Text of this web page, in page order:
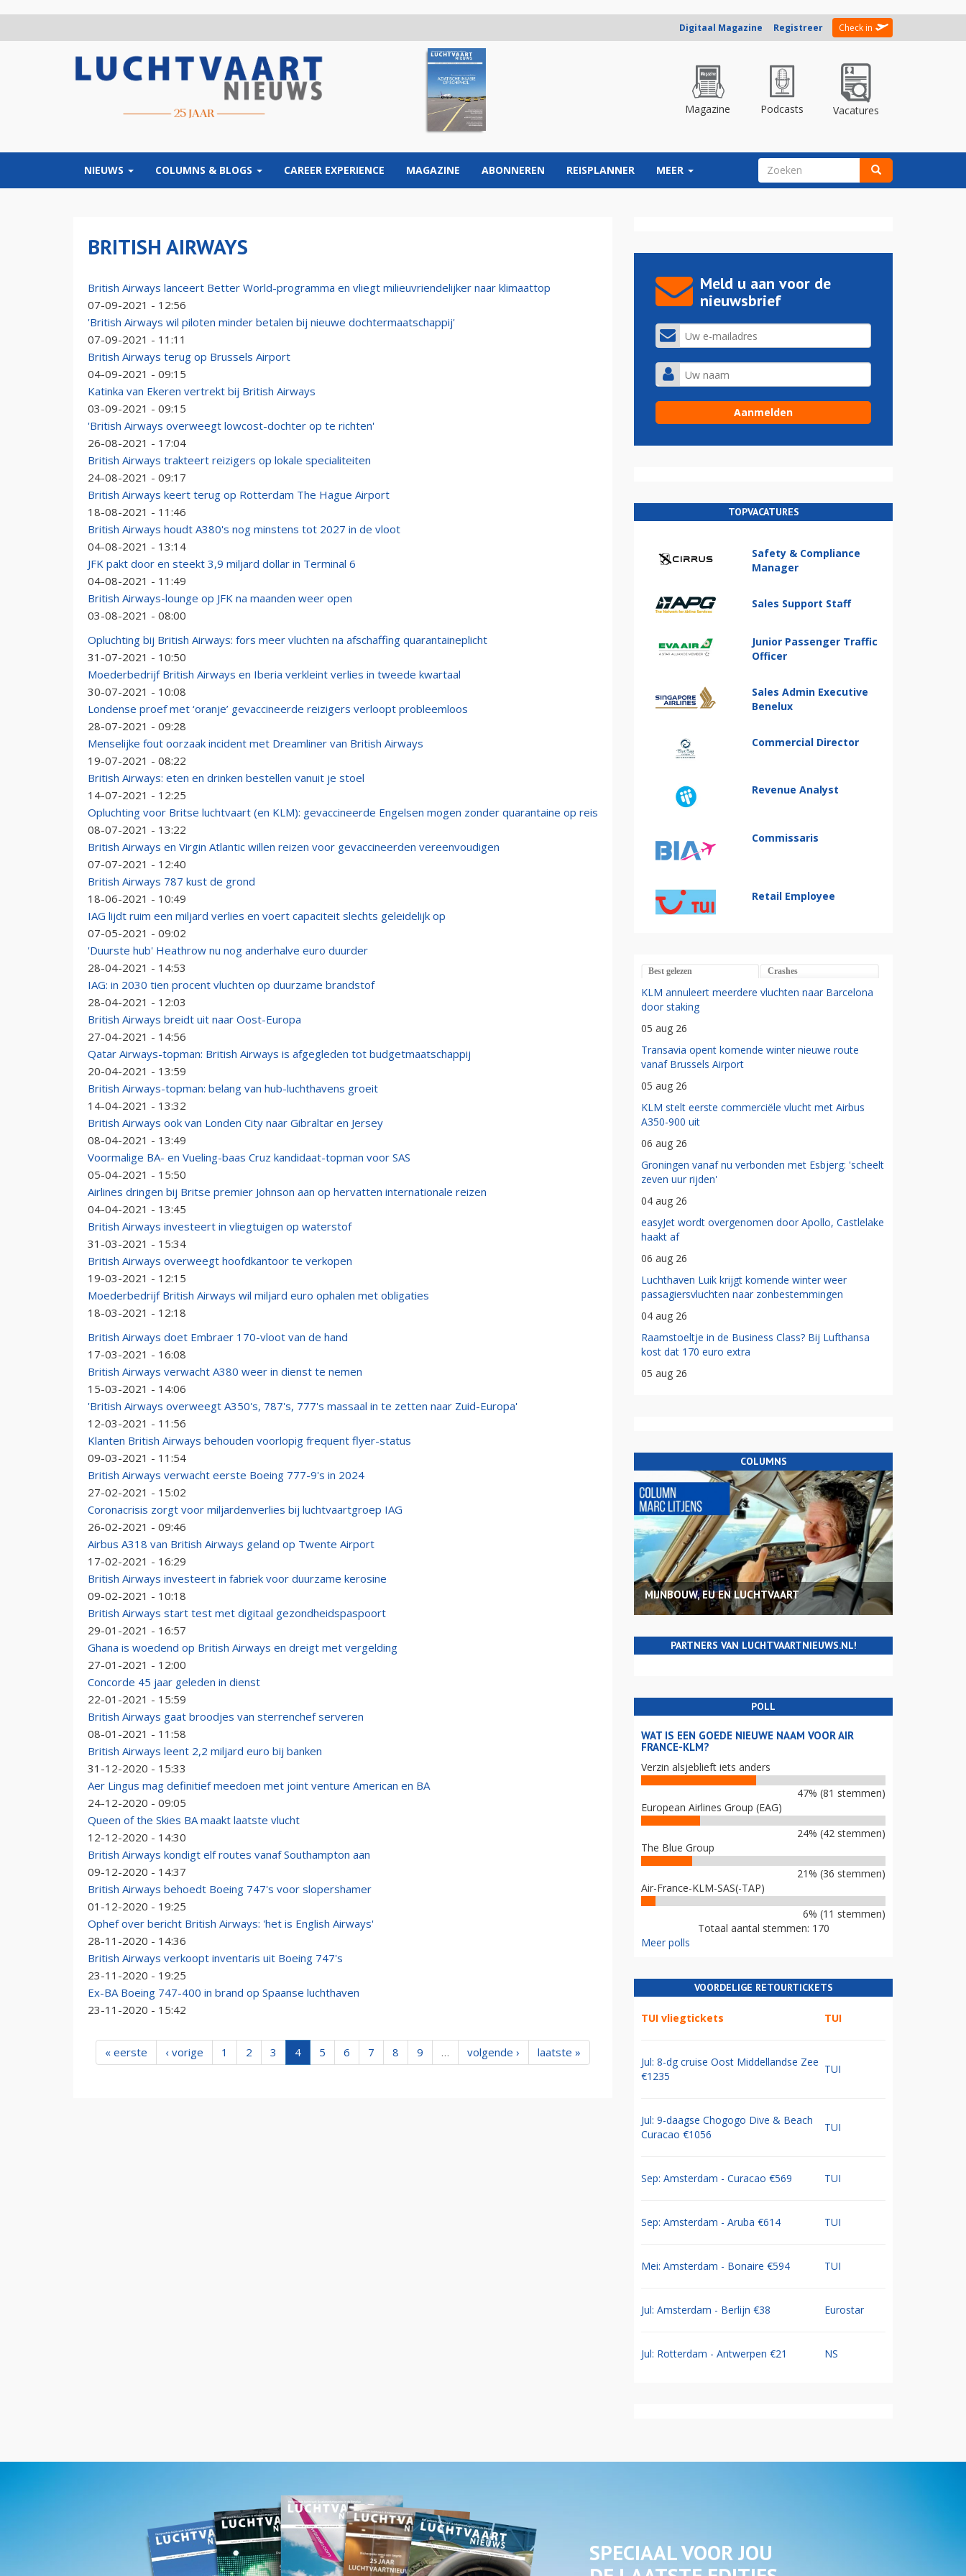
Digitaal Magazine Registreer Check in
Magazine Podcasts Vacatures
NIEUWS COLUMNS & BLOGS CAREER EXPERIENCE MAGAZINE ABONNEREN REISPLANNER MEER ZOEKVELD
BRITISH AIRWAYS
British Airways lanceert Better World-programma en vliegt milieuvriendelijker naar klimaattop
07-09-2021 - 12:56
'British Airways wil piloten minder betalen bij nieuwe dochtermaatschappij'
07-09-2021 - 11:11
British Airways terug op Brussels Airport
04-09-2021 - 09:15
Katinka van Ekeren vertrekt bij British Airways
03-09-2021 - 09:15
'British Airways overweegt lowcost-dochter op te richten'
26-08-2021 - 17:04
British Airways trakteert reizigers op lokale specialiteiten
24-08-2021 - 09:17
British Airways keert terug op Rotterdam The Hague Airport
18-08-2021 - 11:46
British Airways houdt A380's nog minstens tot 2027 in de vloot
04-08-2021 - 13:14
JFK pakt door en steekt 3,9 miljard dollar in Terminal 6
04-08-2021 - 11:49
British Airways-lounge op JFK na maanden weer open
03-08-2021 - 08:00
Opluchting bij British Airways: fors meer vluchten na afschaffing quarantaineplicht
31-07-2021 - 10:50
Moederbedrijf British Airways en Iberia verkleint verlies in tweede kwartaal
30-07-2021 - 10:08
Londense proef met ‘oranje’ gevaccineerde reizigers verloopt probleemloos
28-07-2021 - 09:28
Menselijke fout oorzaak incident met Dreamliner van British Airways
19-07-2021 - 08:22
British Airways: eten en drinken bestellen vanuit je stoel
14-07-2021 - 12:25
Opluchting voor Britse luchtvaart (en KLM): gevaccineerde Engelsen mogen zonder quarantaine op reis
08-07-2021 - 13:22
British Airways en Virgin Atlantic willen reizen voor gevaccineerden vereenvoudigen
07-07-2021 - 12:40
British Airways 787 kust de grond
18-06-2021 - 10:49
IAG lijdt ruim een miljard verlies en voert capaciteit slechts geleidelijk op
07-05-2021 - 09:02
'Duurste hub' Heathrow nu nog anderhalve euro duurder
28-04-2021 - 14:53
IAG: in 2030 tien procent vluchten op duurzame brandstof
28-04-2021 - 12:03
British Airways breidt uit naar Oost-Europa
27-04-2021 - 14:56
Qatar Airways-topman: British Airways is afgegleden tot budgetmaatschappij
20-04-2021 - 13:59
British Airways-topman: belang van hub-luchthavens groeit
14-04-2021 - 13:32
British Airways ook van Londen City naar Gibraltar en Jersey
08-04-2021 - 13:49
Voormalige BA- en Vueling-baas Cruz kandidaat-topman voor SAS
05-04-2021 - 15:50
Airlines dringen bij Britse premier Johnson aan op hervatten internationale reizen
04-04-2021 - 13:45
British Airways investeert in vliegtuigen op waterstof
31-03-2021 - 15:34
British Airways overweegt hoofdkantoor te verkopen
19-03-2021 - 12:15
Moederbedrijf British Airways wil miljard euro ophalen met obligaties
18-03-2021 - 12:18
British Airways doet Embraer 170-vloot van de hand
17-03-2021 - 16:08
British Airways verwacht A380 weer in dienst te nemen
15-03-2021 - 14:06
'British Airways overweegt A350's, 787's, 777's massaal in te zetten naar Zuid-Europa'
12-03-2021 - 11:56
Klanten British Airways behouden voorlopig frequent flyer-status
09-03-2021 - 11:54
British Airways verwacht eerste Boeing 777-9's in 2024
27-02-2021 - 15:02
Coronacrisis zorgt voor miljardenverlies bij luchtvaartgroep IAG
26-02-2021 - 09:46
Airbus A318 van British Airways geland op Twente Airport
17-02-2021 - 16:29
British Airways investeert in fabriek voor duurzame kerosine
09-02-2021 - 10:18
British Airways start test met digitaal gezondheidspaspoort
29-01-2021 - 16:57
Ghana is woedend op British Airways en dreigt met vergelding
27-01-2021 - 12:00
Concorde 45 jaar geleden in dienst
22-01-2021 - 15:59
British Airways gaat broodjes van sterrenchef serveren
08-01-2021 - 11:58
British Airways leent 2,2 miljard euro bij banken
31-12-2020 - 15:33
Aer Lingus mag definitief meedoen met joint venture American en BA
24-12-2020 - 09:05
Queen of the Skies BA maakt laatste vlucht
12-12-2020 - 14:30
British Airways kondigt elf routes vanaf Southampton aan
09-12-2020 - 14:37
British Airways behoedt Boeing 747's voor slopershamer
01-12-2020 - 19:25
Ophef over bericht British Airways: 'het is English Airways'
28-11-2020 - 14:36
British Airways verkoopt inventaris uit Boeing 747's
23-11-2020 - 19:25
Ex-BA Boeing 747-400 in brand op Spaanse luchthaven
23-11-2020 - 15:42
« eerste ‹ vorige 1 2 3 4 5 6 7 8 9 … volgende › laatste »
Meld u aan voor de
nieuwsbrief
TOPVACATURES
Safety & Compliance
Manager
Sales Support Staff
Junior Passenger Traffic
Officer
Sales Admin Executive
Benelux
Commercial Director
Revenue Analyst
Commissaris
Retail Employee
Best gelezen Crashes
KLM annuleert meerdere vluchten naar Barcelona
door staking
05 aug 26
Transavia opent komende winter nieuwe route
vanaf Brussels Airport
05 aug 26
KLM stelt eerste commerciële vlucht met Airbus
A350-900 uit
06 aug 26
Groningen vanaf nu verbonden met Esbjerg: 'scheelt
zeven uur rijden'
04 aug 26
easyJet wordt overgenomen door Apollo, Castlelake
haakt af
06 aug 26
Luchthaven Luik krijgt komende winter weer
passagiersvluchten naar zonbestemmingen
04 aug 26
Raamstoeltje in de Business Class? Bij Lufthansa
kost dat 170 euro extra
05 aug 26
COLUMNS
MIJNBOUW, EU EN LUCHTVAART
PARTNERS VAN LUCHTVAARTNIEUWS.NL!
POLL
WAT IS EEN GOEDE NIEUWE NAAM VOOR AIR
FRANCE-KLM?
Verzin alsjeblieft iets anders
47% (81 stemmen)
European Airlines Group (EAG)
24% (42 stemmen)
The Blue Group
21% (36 stemmen)
Air-France-KLM-SAS(-TAP)
6% (11 stemmen)
Totaal aantal stemmen: 170
Meer polls
VOORDELIGE RETOURTICKETS
TUI vliegtickets TUI
Jul: 8-dg cruise Oost Middellandse Zee
€1235
TUI
Jul: 9-daagse Chogogo Dive & Beach
Curacao €1056
TUI
Sep: Amsterdam - Curacao €569 TUI
Sep: Amsterdam - Aruba €614 TUI
Mei: Amsterdam - Bonaire €594 TUI
Jul: Amsterdam - Berlijn €38 Eurostar
Jul: Rotterdam - Antwerpen €21 NS
SPECIAAL VOOR JOU